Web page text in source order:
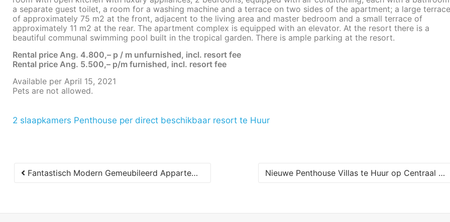
a separate guest toilet, a room for a washing machine and a terrace on two sides of the apartment; a large terrace
of approximately 75 m2 at the front, adjacent to the living area and master bedroom and a small terrace of
approximately 11 m2 at the rear. The apartment complex is equipped with an elevator. At the resort there is a
beautiful communal swimming pool built in the tropical garden. There is ample parking at the resort.
Rental price Ang. 4.800,– p / m unfurnished, incl. resort fee
Rental price Ang. 5.500,– p/m furnished, incl. resort fee
Available per April 15, 2021
Pets are not allowed.
2 slaapkamers Penthouse per direct beschikbaar resort te Huur
Fantastisch Modern Gemeubileerd Appartement te Huur Nieuwe Penthouse Villas te Huur op Centraal Gelegen Resort